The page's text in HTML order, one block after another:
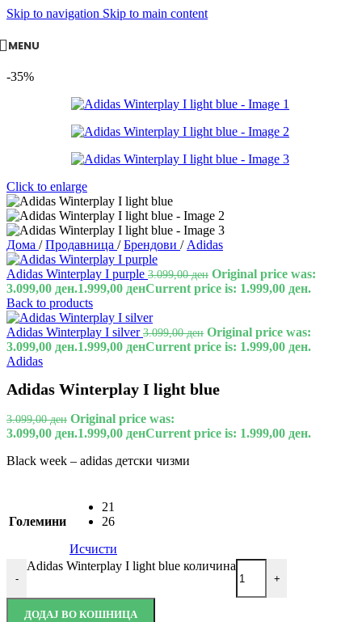
Skip to navigation Skip to main content
MENU
-35%
Click to enlarge
Дома / Продавница / Брендови / Adidas
Adidas Winterplay I purple 3.099,00ден Original price was:
3.099,00 ден.1.999,00 денCurrent price is: 1.999,00 ден.
Back to products
Adidas Winterplay I silver3.099,00ден Original price was:
3.099,00 ден.1.999,00 денCurrent price is: 1.999,00 ден.
Adidas
Adidas Winterplay I light blue
3.099,00ден Original price was:
3.099,00 ден.1.999,00 денCurrent price is: 1.999,00 ден.
Black week – adidas детски чизми
Големини
21
26
Исчисти
-
Adidas Winterplay I light blue количина
+
ДОДАЈ ВО КОШНИЦА